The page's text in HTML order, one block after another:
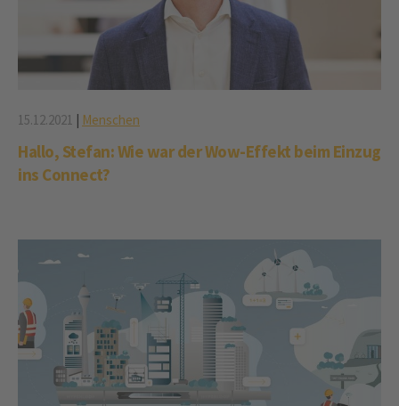
15.12.2021 | Menschen
Hallo, Stefan: Wie war der Wow-Effekt beim Einzug
ins Connect?